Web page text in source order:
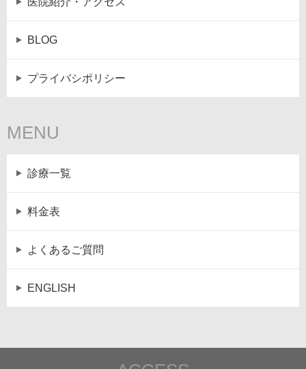
BLOG
プライバシポリシー
MENU
診療一覧
料金表
よくあるご質問
ENGLISH